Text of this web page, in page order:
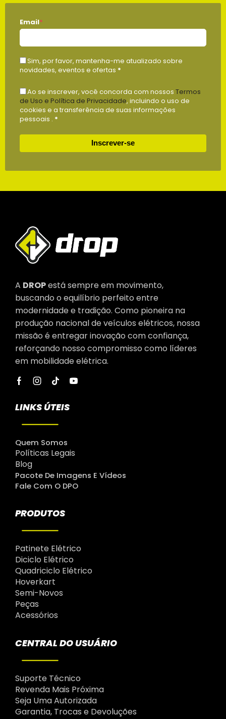
Email*
Sim, por favor, mantenha-me atualizado sobre
novidades, eventos e ofertas *
Ao se inscrever, você concorda com nossos Termos
de Uso e Política de Privacidade, incluindo o uso de
cookies e a transferência de suas informações
pessoais . *
Inscrever-se
A DROPestá sempre em movimento,
buscando o equilíbrio perfeito entre
modernidade e tradição. Como pioneira na
produção nacional de veículos elétricos, nossa
missão é entregar inovação com confiança,
reforçando nosso compromisso como líderes
em mobilidade elétrica.
LINKS ÚTEIS
Quem Somos
Políticas Legais
Blog
Pacote De Imagens E Vídeos
Fale Com O DPO
PRODUTOS
Patinete Elétrico
Diciclo Elétrico
Quadriciclo Elétrico
Hoverkart
Semi-Novos
Peças
Acessórios
CENTRAL DO USUÁRIO
Suporte Técnico
Revenda Mais Próxima
Seja Uma Autorizada
Garantia, Trocas e Devoluções